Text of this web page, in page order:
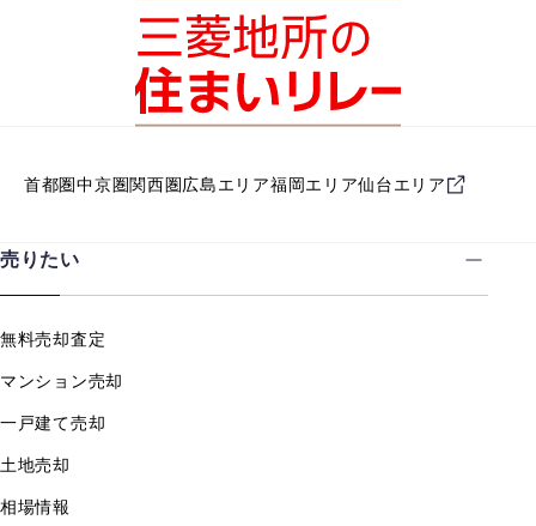
首都圏中京圏関西圏広島エリア福岡エリア仙台エリア
売りたい
無料売却査定
マンション売却
一戸建て売却
土地売却
相場情報